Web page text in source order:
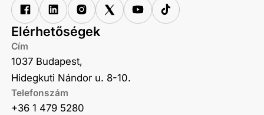
Elérhetőségek
Cím
1037 Budapest,
Hidegkuti Nándor u. 8-10.
Telefonszám
+36 1 479 5280